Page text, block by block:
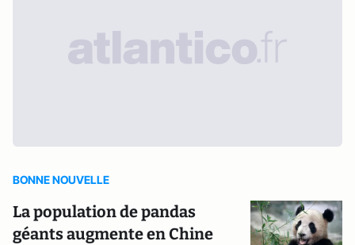
BONNE NOUVELLE
La population de pandas
géants augmente en Chine